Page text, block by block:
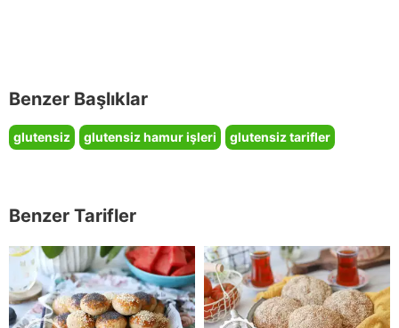
Benzer Başlıklar
glutensiz glutensiz hamur işleri glutensiz tarifler
Benzer Tarifler